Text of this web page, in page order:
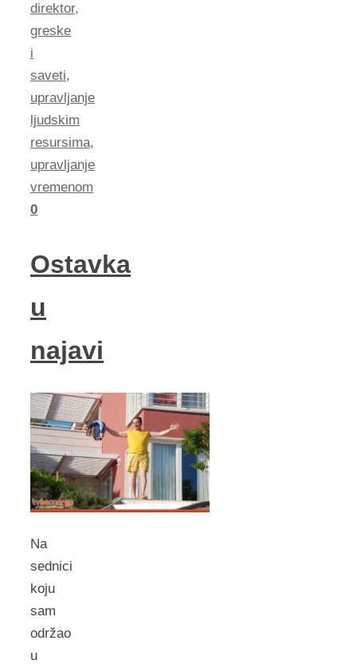
direktor,
greske
i
saveti,
upravljanje
ljudskim
resursima,
upravljanje
vremenom
0
Ostavka
u
najavi
Na
sednici
koju
sam
održao
u